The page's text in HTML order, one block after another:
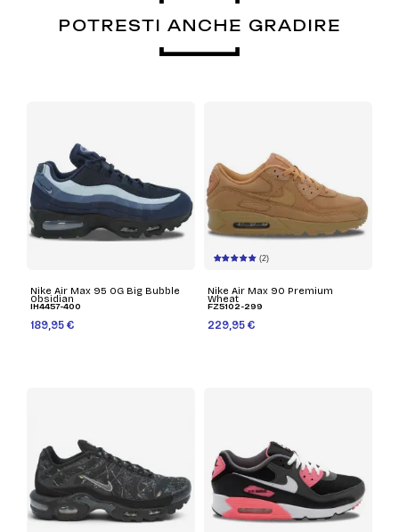
POTRESTI ANCHE GRADIRE
Nike Air Max 95 OG Big Bubble
Obsidian
IH4457-400
189,95 €
(2)
Nike Air Max 90 Premium
Wheat
FZ5102-299
229,95 €